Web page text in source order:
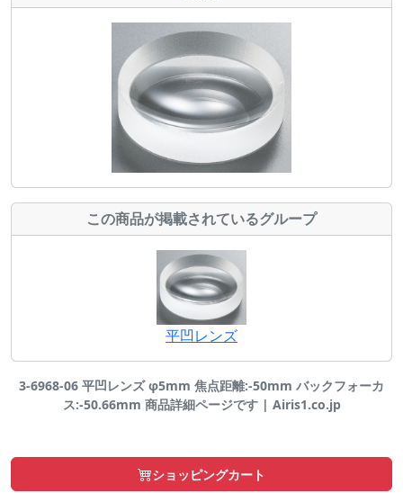
この商品が掲載されているグループ
平凹レンズ
3-6968-06 平凹レンズ φ5mm 焦点距離:-50mm バックフォーカ
ス:-50.66mm 商品詳細ページです | Airis1.co.jp
ショッピングカート